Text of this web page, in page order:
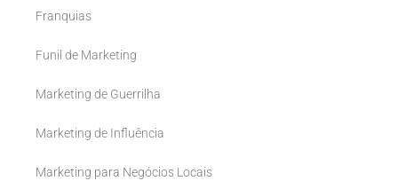
Franquias
Funil de Marketing
Marketing de Guerrilha
Marketing de Influência
Marketing para Negócios Locais